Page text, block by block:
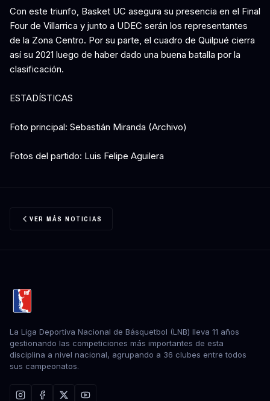
Con este triunfo, Basket UC asegura su presencia en el Final
Four de Villarrica y junto a UDEC serán los representantes
de la Zona Centro. Por su parte, el cuadro de Quilpué cierra
así su 2021 luego de haber dado una buena batalla por la
clasificación.
ESTADÍSTICAS
Foto principal: Sebastián Miranda (Archivo)
Fotos del partido: Luis Felipe Aguilera
VER MÁS NOTICIAS
La Liga Deportiva Nacional de Básquetbol (LNB) lleva 11 años
gestionando las competiciones más importantes de esta
disciplina a nivel nacional, agrupando a 36 clubes entre todos
sus campeonatos.